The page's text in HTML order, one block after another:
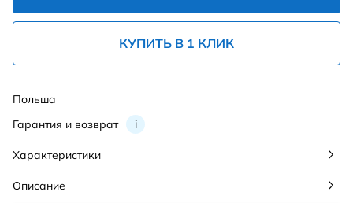
КУПИТЬ В 1 КЛИК
Гарантия и возврат i
Польша
Характеристики
Описание